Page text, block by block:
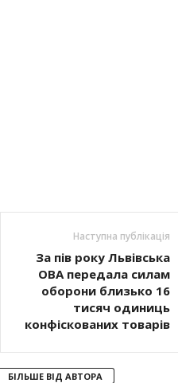
Наступна публікація
За пів року Львівська
ОВА передала силам
оборони близько 16
тисяч одиниць
конфіскованих товарів
БІЛЬШЕ ВІД АВТОРА